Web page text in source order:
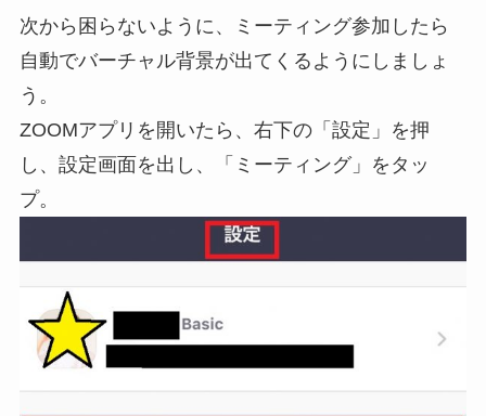
次から困らないように、ミーティング参加したら
自動でバーチャル背景が出てくるようにしましょ
う。
ZOOMアプリを開いたら、右下の「設定」を押
し、設定画面を出し、「ミーティング」をタッ
プ。